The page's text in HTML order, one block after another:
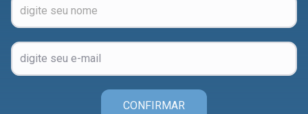
CONFIRMAR